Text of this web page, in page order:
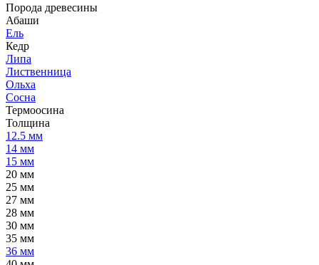
Порода древесины
Абаши
Ель
Кедр
Липа
Лиственница
Ольха
Сосна
Термоосина
Толщина
12.5 мм
14 мм
15 мм
20 мм
25 мм
27 мм
28 мм
30 мм
35 мм
36 мм